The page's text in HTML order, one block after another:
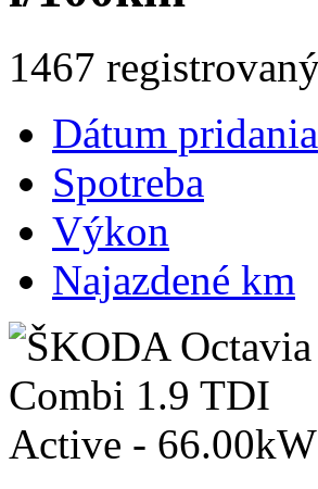
1467
Dátum pridania
Spotreba
Výkon
Najazdené km